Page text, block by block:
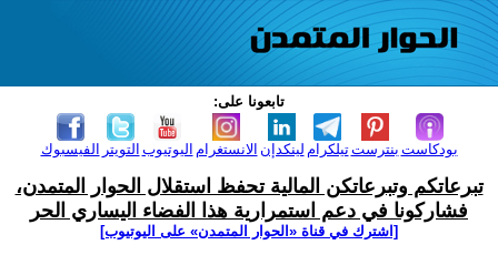
تابعونا على:
الفيسبوك التويتر اليوتيوب الانستغرام لينكدإن تيلكرامبنترست بودكاست
تبرعاتكم وتبرعاتكن المالية تحفظ استقلال الحوار المتمدن،
فشاركونا في دعم استمرارية هذا الفضاء اليساري الحر
[اشترك في قناة ‫«الحوار المتمدن» على اليوتيوب]